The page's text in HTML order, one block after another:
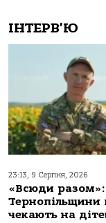
ІНТЕРВ'Ю
23:13, 9 Серпня, 2026
«Всюди
Тернопільщини
чекають на